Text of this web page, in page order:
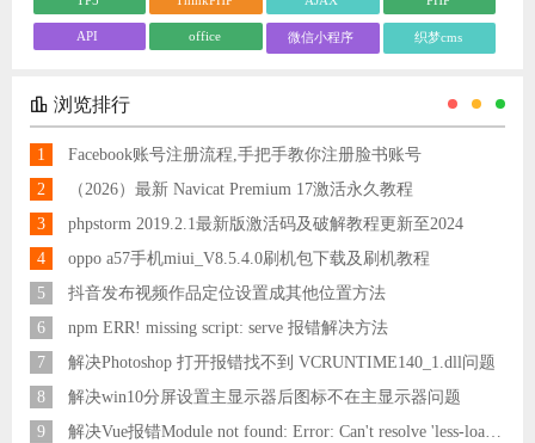
API office 微信小程序 织梦cms
浏览排行
1
Facebook账号注册流程,手把手教你注册脸书账号
2
（2026）最新 Navicat Premium 17激活永久教程
3
phpstorm 2019.2.1最新版激活码及破解教程更新至2024
4
oppo a57手机miui_V8.5.4.0刷机包下载及刷机教程
5
抖音发布视频作品定位设置成其他位置方法
6
npm ERR! missing script: serve 报错解决方法
7
解决Photoshop 打开报错找不到 VCRUNTIME140_1.dll问题
8
解决win10分屏设置主显示器后图标不在主显示器问题
9
解决Vue报错Module not found: Error: Can't resolve 'less-loader' in 'C:\Users\Hm\Desktop\vue\vue_shop'问题